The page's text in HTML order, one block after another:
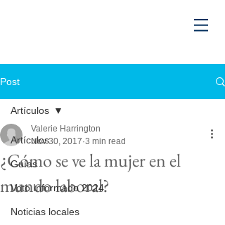
Post
Artículos
Guías
Voto Informado 2024
Noticias locales
Artículos
¿Cómo se ve la mujer en el
mundo laboral?
Valerie Harrington
Nov 30, 2017 3 min read